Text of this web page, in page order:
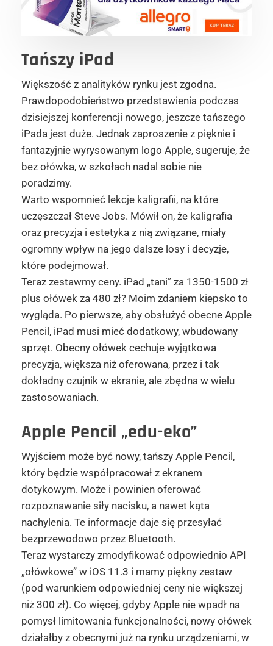
Tańszy iPad
Większość z analityków rynku jest zgodna.
Prawdopodobieństwo przedstawienia podczas
dzisiejszej konferencji nowego, jeszcze tańszego
iPada jest duże. Jednak zaproszenie z pięknie i
fantazyjnie wyrysowanym logo Apple, sugeruje, że
bez ołówka, w szkołach nadal sobie nie
poradzimy.
Warto wspomnieć lekcje kaligrafii, na które
uczęszczał Steve Jobs. Mówił on, że kaligrafia
oraz precyzja i estetyka z nią związane, miały
ogromny wpływ na jego dalsze losy i decyzje,
które podejmował.
Teraz zestawmy ceny. iPad „tani” za 1350-1500 zł
plus ołówek za 480 zł? Moim zdaniem kiepsko to
wygląda. Po pierwsze, aby obsłużyć obecne Apple
Pencil, iPad musi mieć dodatkowy, wbudowany
sprzęt. Obecny ołówek cechuje wyjątkowa
precyzja, większa niż oferowana, przez i tak
dokładny czujnik w ekranie, ale zbędna w wielu
zastosowaniach.
Apple Pencil „edu-eko”
Wyjściem może być nowy, tańszy Apple Pencil,
który będzie współpracował z ekranem
dotykowym. Może i powinien oferować
rozpoznawanie siły nacisku, a nawet kąta
nachylenia. Te informacje daje się przesyłać
bezprzewodowo przez Bluetooth.
Teraz wystarczy zmodyfikować odpowiednio API
„ołówkowe” w iOS 11.3 i mamy piękny zestaw
(pod warunkiem odpowiedniej ceny nie większej
niż 300 zł). Co więcej, gdyby Apple nie wpadł na
pomysł limitowania funkcjonalności, nowy ołówek
działałby z obecnymi już na rynku urządzeniami, w